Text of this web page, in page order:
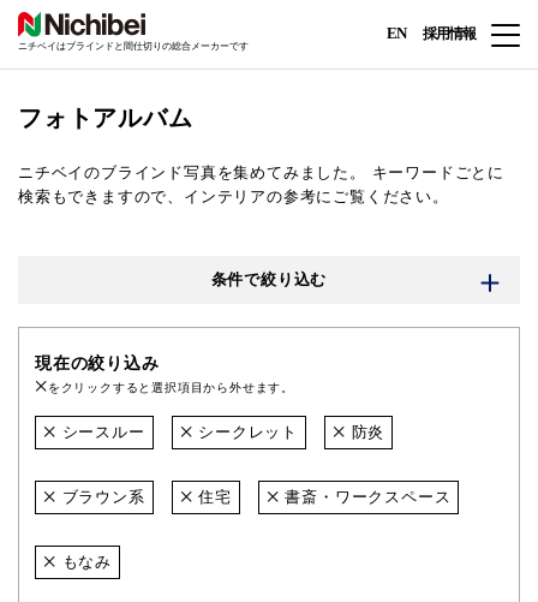
ニチベイはブラインドと間仕切りの総合メーカーです
EN 採用情報
フォトアルバム
ニチベイのブラインド写真を集めてみました。
キーワードごとに
検索もできますので、インテリアの参考にご覧ください。
条件で絞り込む
現在の絞り込み
をクリックすると選択項目から外せます。
シースルー シークレット 防炎
ブラウン系 住宅 書斎・ワークスペース
もなみ